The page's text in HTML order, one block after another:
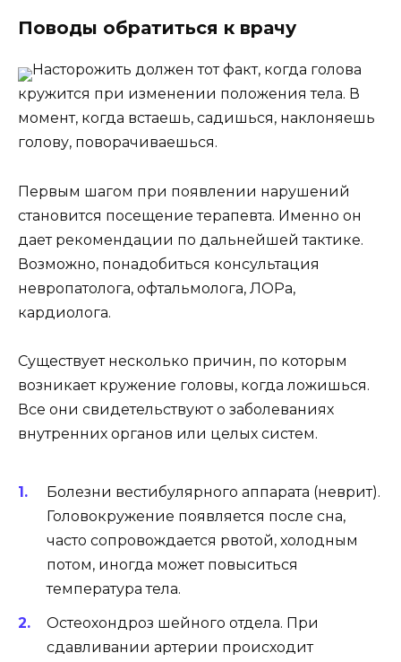
Поводы обратиться к врачу
Насторожить должен тот факт, когда голова
кружится при изменении положения тела. В
момент, когда встаешь, садишься, наклоняешь
голову, поворачиваешься.
Первым шагом при появлении нарушений
становится посещение терапевта. Именно он
дает рекомендации по дальнейшей тактике.
Возможно, понадобиться консультация
невропатолога, офтальмолога, ЛОРа,
кардиолога.
Существует несколько причин, по которым
возникает кружение головы, когда ложишься.
Все они свидетельствуют о заболеваниях
внутренних органов или целых систем.
Болезни вестибулярного аппарата (неврит).
Головокружение появляется после сна,
часто сопровождается рвотой, холодным
потом, иногда может повыситься
температура тела.
Остеохондроз шейного отдела. При
сдавливании артерии происходит